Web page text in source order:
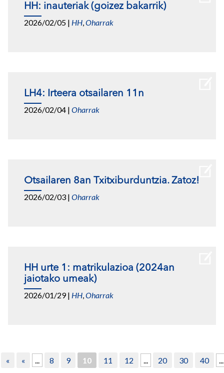
HH: inauteriak (goizez bakarrik)
2026/02/05 | HH,Oharrak
LH4: Irteera otsailaren 11n
2026/02/04 | Oharrak
Otsailaren 8an Txitxiburduntzia. Zatoz!
2026/02/03 | Oharrak
HH urte 1: matrikulazioa (2024an
jaiotako umeak)
2026/01/29| HH,Oharrak
« « ... 8 9 10 11 12 ... 20 30 40 ...